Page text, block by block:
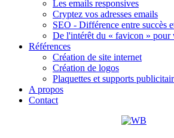
Les emails responsives
Cryptez vos adresses emails
SEO - Différence entre succès
De l'intérêt du « favicon » pour
Références
Création de site internet
Création de logos
Plaquettes et supports
A propos
Contact